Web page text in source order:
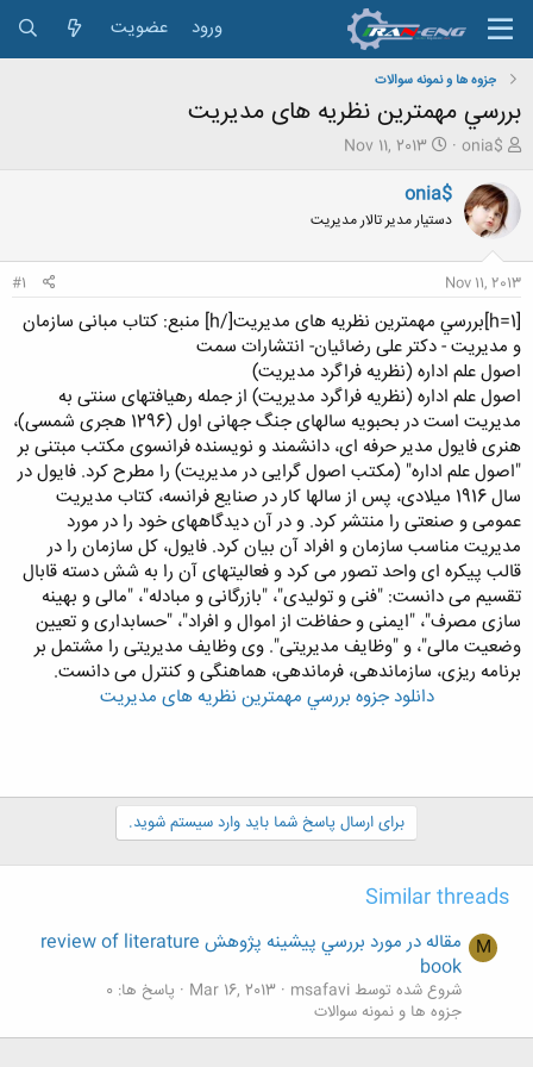
ورود عضویت
جزوه ها و نمونه سوالات
بررسي مهمترین نظریه های مدیریت
ش
و
ع
ک
ه
م
و
ض
و
ع
onia$
ت
ر
ی
خ
ع
Nov 11, 2013
onia$
دستیار مدیر تالار مدیریت
Nov 11, 2013
#1
[h=1]بررسي مهمترین نظریه های مدیریت[/h] منبع: كتاب مبانی سازمان
و مدیریت - دکتر علی رضائیان- انتشارات سمت
اصول علم اداره (نظریه فراگرد مدیریت)
اصول علم اداره (نظریه فراگرد مدیریت) از جمله رهیافتهای سنتی به
مدیریت است در بحبویه سالهای جنگ جهانی اول (1296 هجری شمسی)،
هنری فایول مدیر حرفه ای، دانشمند و نویسنده فرانسوی مکتب مبتنی بر
"اصول علم اداره" (مکتب اصول گرایی در مدیریت) را مطرح کرد. فایول در
سال 1916 میلادی، پس از سالها کار در صنایع فرانسه، کتاب مدیریت
عمومی و صنعتی را منتشر کرد. و در آن دیدگاههای خود را در مورد
مدیریت مناسب سازمان و افراد آن بیان کرد. فایول، کل سازمان را در
قالب پیکره ای واحد تصور می کرد و فعالیتهای آن را به شش دسته قابال
تقسیم می دانست: "فنی و تولیدی"، "بازرگانی و مبادله"، "مالی و بهینه
سازی مصرف"، "ایمنی و حفاظت از اموال و افراد"، "حسابداری و تعیین
وضعیت مالی"، و "وظایف مدیریتی". وی وظایف مدیریتی را مشتمل بر
برنامه ریزی، سازماندهی، فرماندهی، هماهنگی و کنترل می دانست.
دانلود جزوه بررسي مهمترین نظریه های مدیریت
برای ارسال پاسخ شما باید وارد سیستم شوید.
Similar threads
M
مقاله در مورد بررسي پیشینه پژوهش review of literature
book
شروع شده توسط msafavi Mar 16, 2013
پاسخ ها: 0
جزوه ها و نمونه سوالات